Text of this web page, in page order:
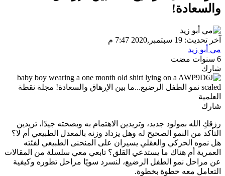
تحديث: 19 سبتمبر,2020 7:47 م
أبو زيد
الله بمولود جديد، وتريدين الاهتمام به وبصحته جيدًا، تريدين
من النمو الصحيح له وهل يزداد وزنه بالمعدل الطبيعي أم لا؟
نموه الحركي والعقلي يسيران على المنحنى الطبيعي لفئته
أم هناك ما يستدعي القلق؟ تابعي معي سلسلة من المقالات
مراحل نمو الطفل الرضيع، لنسرد سويًا مراحل تطوره وكيفية
معه خطوة بخطوة.